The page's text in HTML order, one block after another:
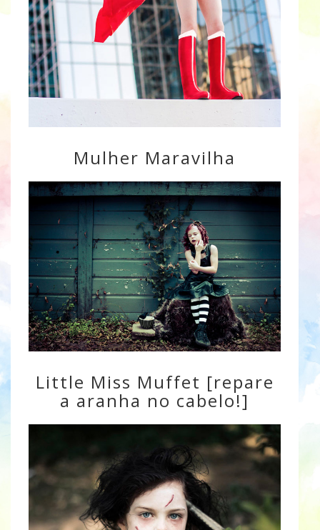
Mulher Maravilha
Little Miss Muffet [repare
a aranha no cabelo!]